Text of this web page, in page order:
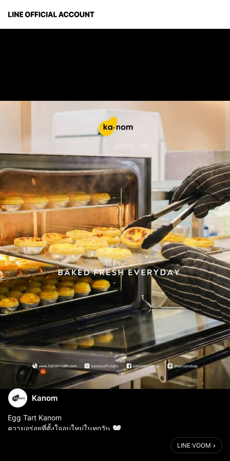
Kanom
Egg Tart Kanom
ความอร่อยที่ตั้งใจอบใหม่ในทุกวัน 🤍
เพราะทาร์ตที่ดี ควรเริ่มต้นจากเตาที่อุ่นเสมอ แป้งหอมกรอบ เนื้อเนียน
ละมุน ออกจากเตาแบบวันต่อวันเพื่อให้ทุกคำยังคงความสด นุ่ม และ
LINE VOOM